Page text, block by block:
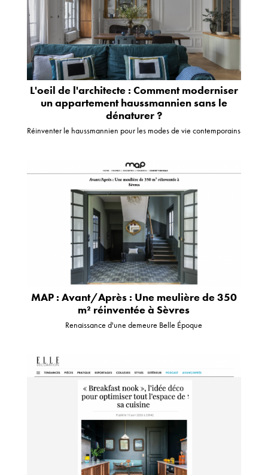
L'oeil de l'architecte : Comment moderniser
un appartement haussmannien sans le
dénaturer ?
Réinventer le haussmannien pour les modes de vie contemporains
MAP : Avant/Après : Une meulière de 350
m² réinventée à Sèvres
Renaissance d'une demeure Belle Époque